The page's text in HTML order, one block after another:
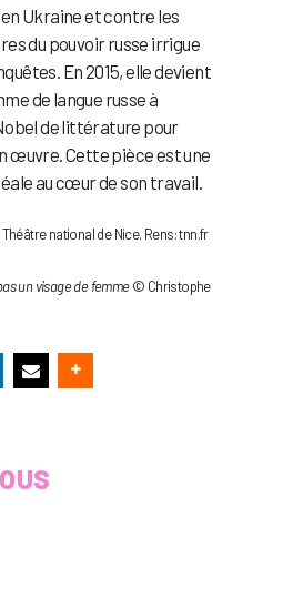
Ukraine et contre les
du pouvoir russe irrigue
En 2015, elle devient
de langue russe à
de littérature pour
œuvre. Cette pièce est une
au cœur de son travail.
national de Nice. Rens: tnn.fr
un visage de femme© Christophe